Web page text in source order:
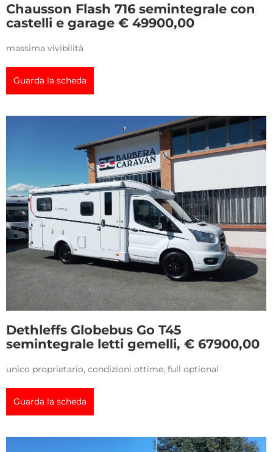
Chausson Flash 716 semintegrale con
castelli e garage € 49900,00
massima vivibilità
Guarda la scheda
Dethleffs Globebus Go T45
semintegrale letti gemelli, € 67900,00
unico proprietario, condizioni ottime, full optional
Guarda la scheda